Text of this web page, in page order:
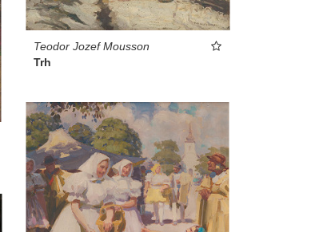
Teodor Jozef Mousson
Trh